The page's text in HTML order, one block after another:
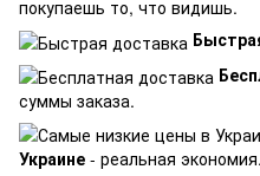
покупаешь то, что видишь.
суммы заказа.
Украине - реальная экономия.